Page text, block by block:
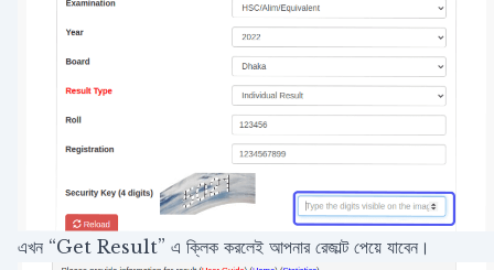
এখন “Get Result” এ ক্লিক করলেই আপনার রেজাল্ট পেয়ে যাবেন।